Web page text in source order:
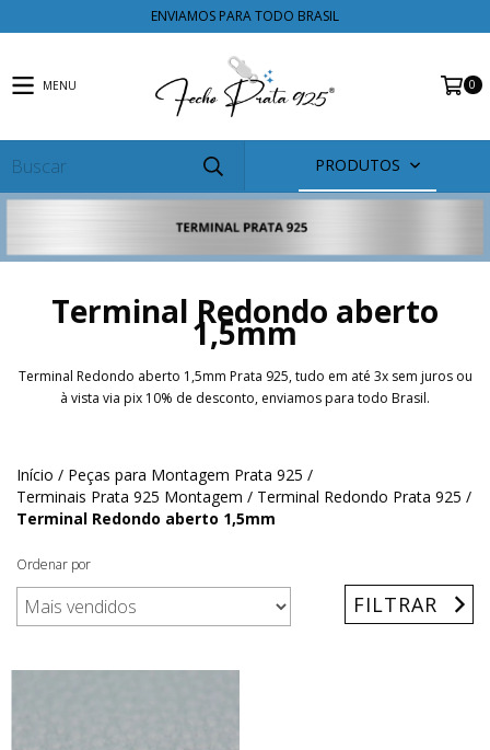
ENVIAMOS PARA TODO BRASIL
MENU 0
PRODUTOS
Terminal Redondo aberto
1,5mm
Terminal Redondo aberto 1,5mm Prata 925, tudo em até 3x sem juros ou
à vista via pix 10% de desconto, enviamos para todo Brasil.
Início / Peças para Montagem Prata 925 /
Terminais Prata 925 Montagem / Terminal Redondo Prata 925 /
Terminal Redondo aberto 1,5mm
Ordenar por
FILTRAR